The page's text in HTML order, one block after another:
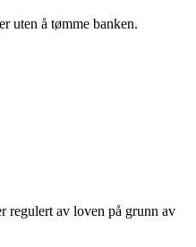
uten å tømme banken.
regulert av loven på grunn av